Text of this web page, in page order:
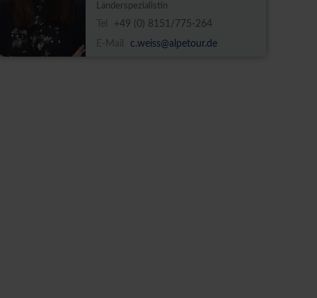
Länderspezialistin
Tel
+49 (0) 8151/775-264
E-Mail
c.weiss@alpetour.de